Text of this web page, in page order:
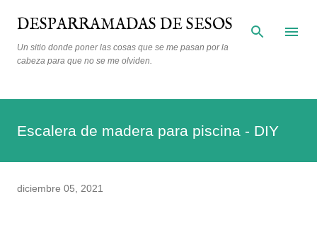
Ir al contenido principal
DESPARRAMADAS DE SESOS
Un sitio donde poner las cosas que se me pasan por la
cabeza para que no se me olviden.
Escalera de madera para piscina - DIY
diciembre 05, 2021